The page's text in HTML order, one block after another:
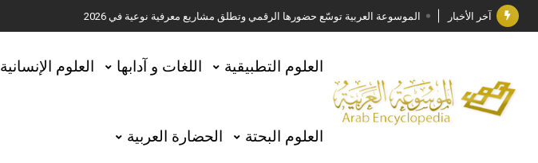
آخر الأخبار الموسوعة العربية توسّع حضورها الرقمي وتطلق مشاريع معرفية نوعية في 2026
جائزة مجمع الملك سلمان العالمي للغة العربية 2025
الأستاذ إياد خالد الطباع مدير عام لهيئة الموسوعة العربية
السيد محمد ياسين صالح وزيرا للثقافة
العلوم التطبيقية اللغات و آدابها العلوم الإنسانية
العلوم البحتة الحضارة العربية